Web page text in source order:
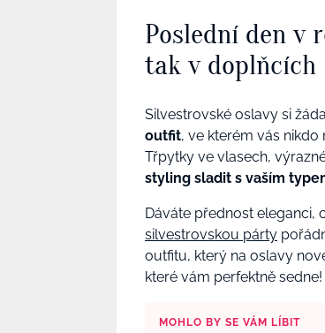
Poslední den v
tak v doplňcích
Silvestrovské oslavy si
outfit, ve kterém vás nikdo
Třpytky ve vlasech,
styling sladit s vaším
Dáváte přednost eleganci,
silvestrovskou párty
outfitu, který na oslavy
které vám perfektně sedne!
MOHLO BY SE VÁM LÍBIT